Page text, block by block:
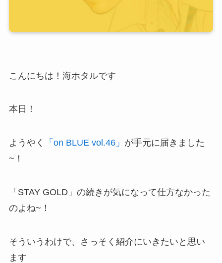
こんにちは！海ホタルです
本日！
ようやく 「on BLUE vol.46」 が手元に届きました
~！
「STAY GOLD」の続きが気になって仕方なかった
のよね~！
そういうわけで、さっそく紹介にいきたいと思い
ます